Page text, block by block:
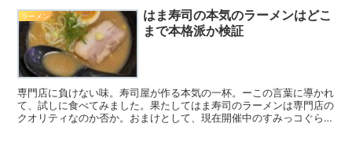
ラーメン
はま寿司の本気のラーメンはどこ
まで本格派か検証
専門店に負けない味。寿司屋が作る本気の一杯。ーこの言葉に導かれ
て、試しに食べてみました。果たしてはま寿司のラーメンは専門店の
クオリティなのか否か。おまけとして、現在開催中のすみっコぐらし